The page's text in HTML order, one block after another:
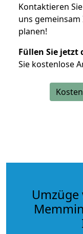
Kontaktieren
uns
planen!
Füllen Sie jetzt
Sie kostenlose